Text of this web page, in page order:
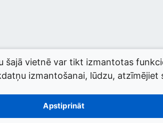
šajā vietnē var tikt izmantotas
izmantošanai, lūdzu, atzīmējiet
Apstiprināt